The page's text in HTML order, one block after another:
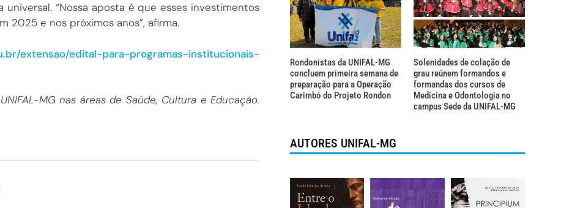
“Nossa aposta é que esses investimentos
2025 e nos próximos anos”, afirma.
extensao/edital-para-programas-institucionais-
MG nas áreas de Saúde, Cultura e Educação.
Rondonistas da UNIFAL-MG
concluem primeira semana de
preparação para a Operação
Carimbó do Projeto Rondon
Solenidades de colação de
grau reúnem formandos e
formandas dos cursos de
Medicina e Odontologia no
campus Sede da UNIFAL-MG
AUTORES UNIFAL-MG